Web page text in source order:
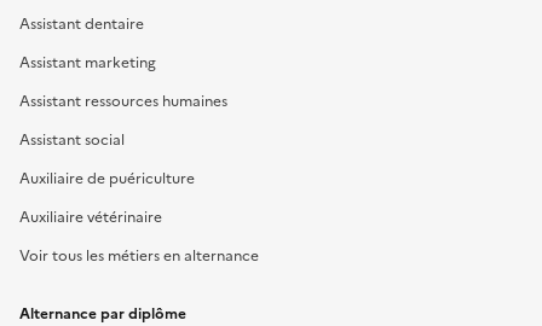
Assistant dentaire
Assistant marketing
Assistant ressources humaines
Assistant social
Auxiliaire de puériculture
Auxiliaire vétérinaire
Voir tous les métiers en alternance
Alternance par diplôme